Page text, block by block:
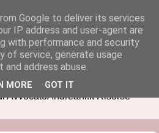
AvvocatoAndreani.it Risorse
Google to deliver its services
IP address and user-agent are
with performance and security
of service, generate usage
address abuse.
MORE GOT IT